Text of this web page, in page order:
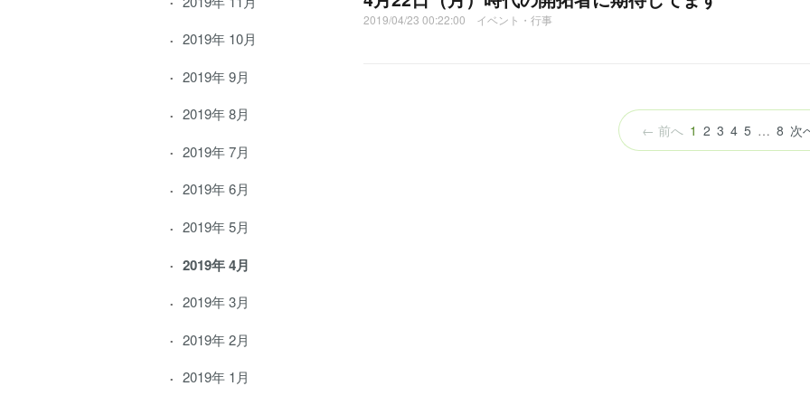
2019年 10月
2019年 9月
2019年 8月
2019年 7月
2019年 6月
2019年 5月
2019年 4月
2019年 3月
2019年 2月
2019年 1月
2019/04/23 00:22:00 イベント・行事
← 前へ 1 （こ
の
2 3 4 5 … 8 次